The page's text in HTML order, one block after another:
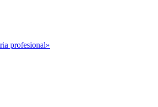
profesional»